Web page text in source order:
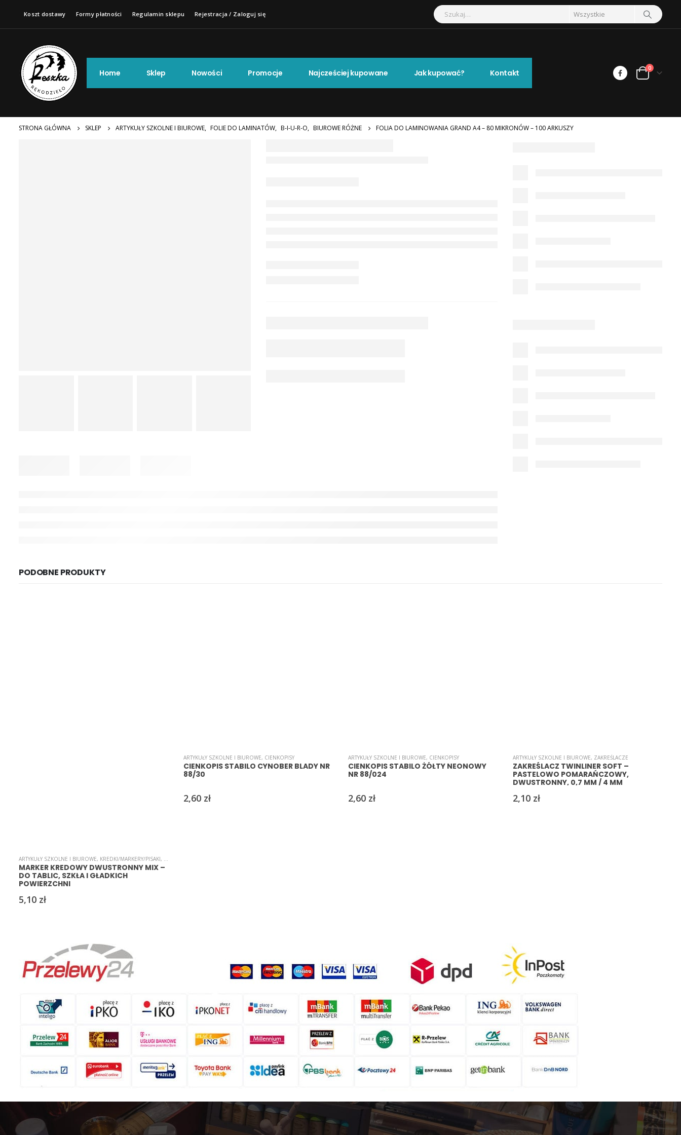
Koszt dostawy Formy płatności Regulamin sklepu Rejestracja / Zaloguj się
Home Sklep Nowości Promocje Najcześciej kupowane Jak kupować? Kontakt 0
STRONA GŁÓWNA SKLEP ARTYKUŁY SZKOLNE I BIUROWE, FOLIE DO LAMINATÓW, B-I-U-R-O, BIUROWE RÓŻNE FOLIA DO LAMINOWANIA GRAND A4 – 80 MIKRONÓW – 100 ARKUSZY
PODOBNE PRODUKTY
ARTYKUŁY SZKOLNE I BIUROWE, KREDKI/MARKERY/PISAKI, MARKERY KREDOWE
MARKER KREDOWY DWUSTRONNY MIX –
DO TABLIC, SZKŁA I GŁADKICH
POWIERZCHNI
5,10 zł
ARTYKUŁY SZKOLNE I BIUROWE, CIENKOPISY
CIENKOPIS STABILO CYNOBER BLADY NR
88/30
2,60 zł
ARTYKUŁY SZKOLNE I BIUROWE, CIENKOPISY
CIENKOPIS STABILO ŻÓŁTY NEONOWY
NR 88/024
2,60 zł
ARTYKUŁY SZKOLNE I BIUROWE, ZAKREŚLACZE
ZAKREŚLACZ TWINLINER SOFT –
PASTELOWO POMARAŃCZOWY,
DWUSTRONNY, 0,7 MM / 4 MM
2,10 zł